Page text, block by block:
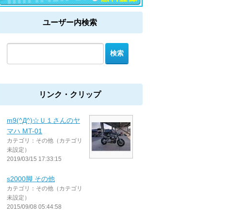
ユーザー内検索
リンク・クリップ
m9(^Д^)☆Ｕ１さんのヤ
マハ MT-01
カテゴリ：その他（カテゴリ
未設定）
2019/03/15 17:33:15
s2000脚 その他
カテゴリ：その他（カテゴリ
未設定）
2015/09/08 05:44:58